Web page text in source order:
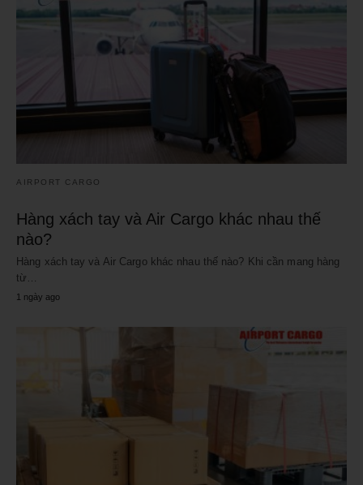
AIRPORT CARGO
Hàng xách tay và Air Cargo khác nhau thế
nào?
Hàng xách tay và Air Cargo khác nhau thế nào? Khi cần mang hàng
từ…
1 ngày ago